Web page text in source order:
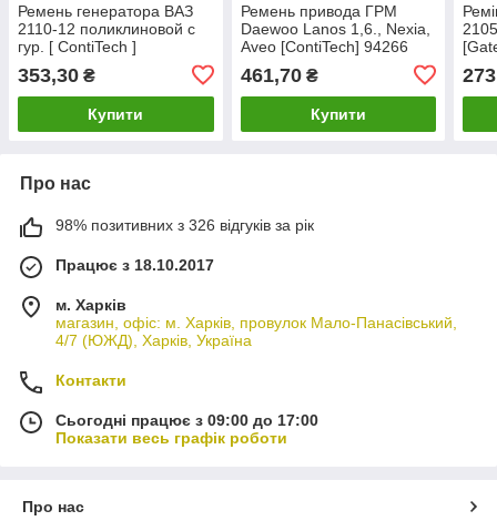
Ремень генератора ВАЗ
2110-12 поликлиновой с
гур. [ ContiTech ]
353,30 ₴
Купити
Ремень привода ГРМ
Daewoo Lanos 1,6., Nexia,
Aveo [ContiTech] 94266
461,70₴
Купити
Про нас
98% позитивних з 326 відгуків за рік
Працює з 18.10.2017
м. Харків
магазин, офіс: м. Харків, провулок Мало-Панасівський,
4/7 (ЮЖД), Харків, Україна
Контакти
Сьогодні працює з 09:00 до 17:00
Показати весь графік роботи
Про нас